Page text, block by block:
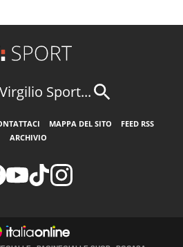
Sport...
MAPPA DEL SITO
FEED RSS
ARCHIVIO